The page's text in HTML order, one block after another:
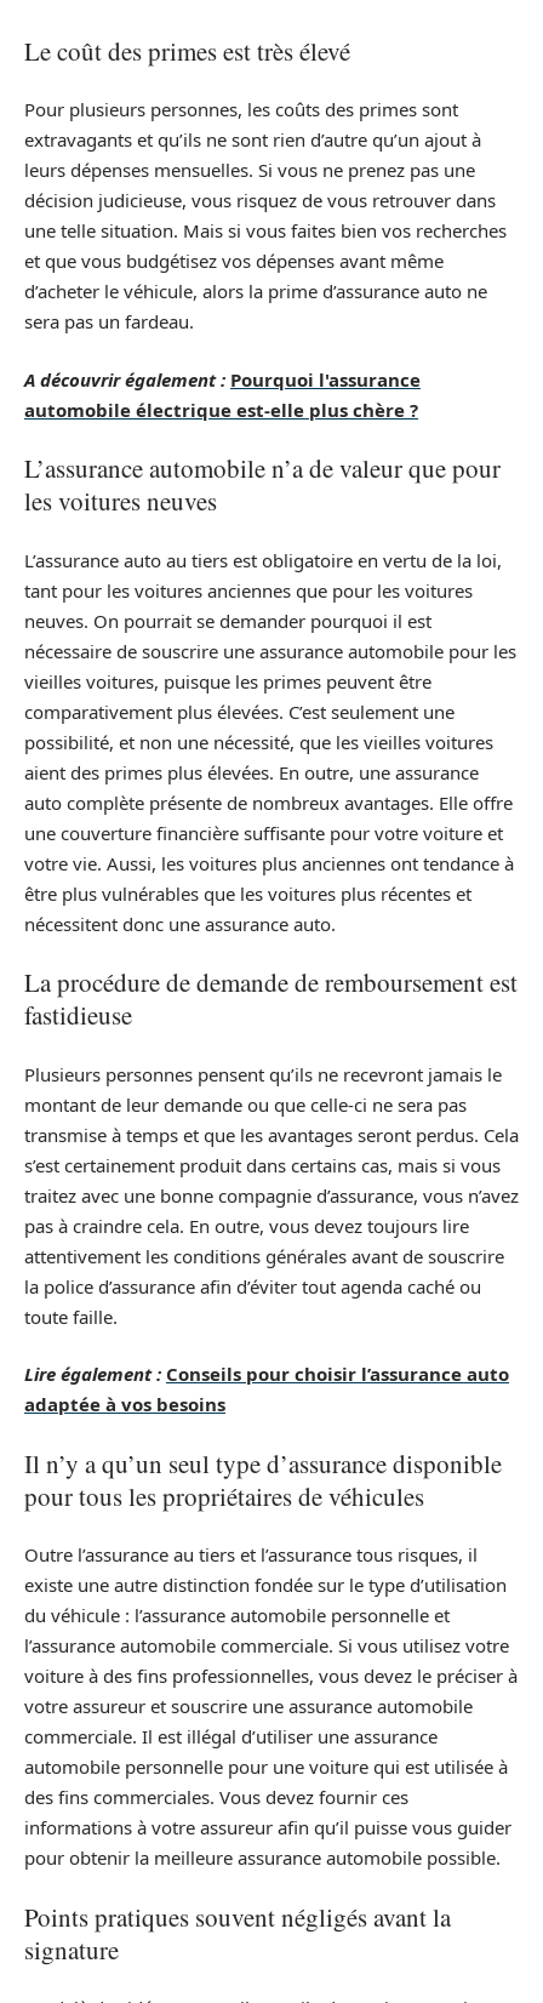
Le coût des primes est très élevé
Pour plusieurs personnes, les coûts des primes sont
extravagants et qu’ils ne sont rien d’autre qu’un ajout à
leurs dépenses mensuelles. Si vous ne prenez pas une
décision judicieuse, vous risquez de vous retrouver dans
une telle situation. Mais si vous faites bien vos recherches
et que vous budgétisez vos dépenses avant même
d’acheter le véhicule, alors la prime d’assurance auto ne
sera pas un fardeau.
A découvrir également : Pourquoi l'assurance
automobile électrique est-elle plus chère ?
L’assurance automobile n’a de valeur que pour
les voitures neuves
L’assurance auto au tiers est obligatoire en vertu de la loi,
tant pour les voitures anciennes que pour les voitures
neuves. On pourrait se demander pourquoi il est
nécessaire de souscrire une assurance automobile pour les
vieilles voitures, puisque les primes peuvent être
comparativement plus élevées. C’est seulement une
possibilité, et non une nécessité, que les vieilles voitures
aient des primes plus élevées. En outre, une assurance
auto complète présente de nombreux avantages. Elle offre
une couverture financière suffisante pour votre voiture et
votre vie. Aussi, les voitures plus anciennes ont tendance à
être plus vulnérables que les voitures plus récentes et
nécessitent donc une assurance auto.
La procédure de demande de remboursement est
fastidieuse
Plusieurs personnes pensent qu’ils ne recevront jamais le
montant de leur demande ou que celle-ci ne sera pas
transmise à temps et que les avantages seront perdus. Cela
s’est certainement produit dans certains cas, mais si vous
traitez avec une bonne compagnie d’assurance, vous n’avez
pas à craindre cela. En outre, vous devez toujours lire
attentivement les conditions générales avant de souscrire
la police d’assurance afin d’éviter tout agenda caché ou
toute faille.
Lire également : Conseils pour choisir l’assurance auto
adaptée à vos besoins
Il n’y a qu’un seul type d’assurance disponible
pour tous les propriétaires de véhicules
Outre l’assurance au tiers et l’assurance tous risques, il
existe une autre distinction fondée sur le type d’utilisation
du véhicule : l’assurance automobile personnelle et
l’assurance automobile commerciale. Si vous utilisez votre
voiture à des fins professionnelles, vous devez le préciser à
votre assureur et souscrire une assurance automobile
commerciale. Il est illégal d’utiliser une assurance
automobile personnelle pour une voiture qui est utilisée à
des fins commerciales. Vous devez fournir ces
informations à votre assureur afin qu’il puisse vous guider
pour obtenir la meilleure assurance automobile possible.
Points pratiques souvent négligés avant la
signature